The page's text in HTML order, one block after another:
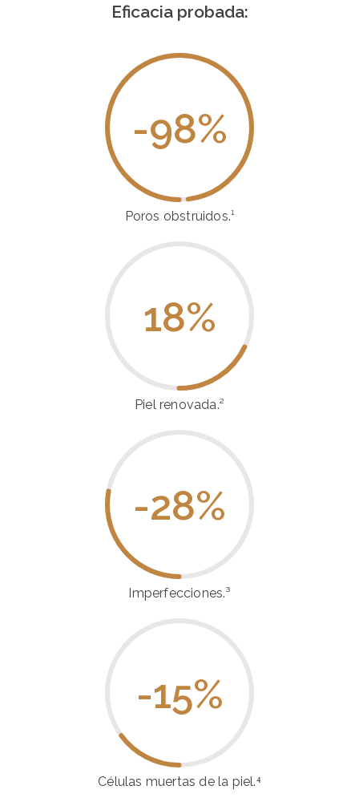
Eficacia probada:
-98%
Poros obstruidos.¹
18%
Piel renovada.²
-28%
Imperfecciones.³
-15%
Células muertas de la piel.⁴